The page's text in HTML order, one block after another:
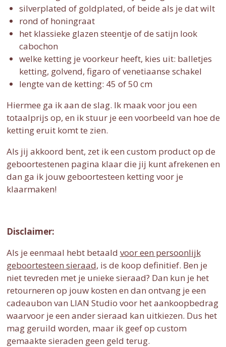
silverplated of goldplated, of beide als je dat wilt
rond of honingraat
het klassieke glazen steentje of de satijn look
cabochon
welke ketting je voorkeur heeft, kies uit: balletjes
ketting, golvend, figaro of venetiaanse schakel
lengte van de ketting: 45 of 50 cm
Hiermee ga ik aan de slag. Ik maak voor jou een
totaalprijs op, en ik stuur je een voorbeeld van hoe de
ketting eruit komt te zien.
Als jij akkoord bent, zet ik een custom product op de
geboortestenen pagina klaar die jij kunt afrekenen en
dan ga ik jouw geboortesteen ketting voor je
klaarmaken!
Disclaimer:
Als je eenmaal hebt betaald voor een persoonlijk
geboortesteen sieraad, is de koop definitief. Ben je
niet tevreden met je unieke sieraad? Dan kun je het
retourneren op jouw kosten en dan ontvang je een
cadeaubon van LIAN Studio voor het aankoopbedrag
waarvoor je een ander sieraad kan uitkiezen. Dus het
mag geruild worden, maar ik geef op custom
gemaakte sieraden geen geld terug.